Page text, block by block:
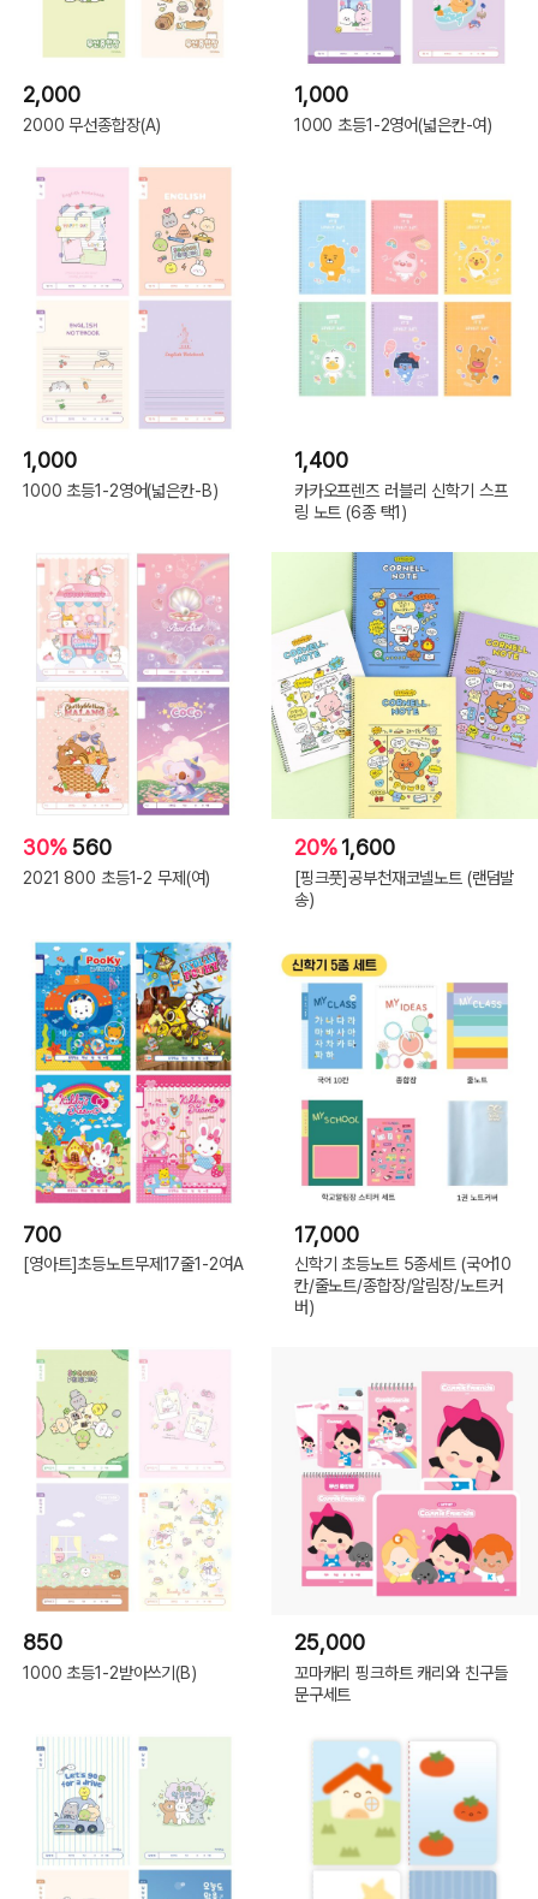
2,000
2000 무선종합장(A)
1,000
1000 초등1-2영어(넓은칸-여)
1,000
1000 초등1-2영어(넓은칸-B)
1,400
카카오프렌즈 러블리 신학기 스프
링 노트 (6종 택1)
30% 560
2021 800 초등1-2 무제(여)
20%1,600
[핑크풋]공부천재코넬노트 (랜덤발
송)
700
[영아트]초등노트무제17줄1-2여A
17,000
신학기 초등노트 5종세트 (국어10
칸/줄노트/종합장/알림장/노트커
버)
850
1000 초등1-2받아쓰기(B)
25,000
꼬마캐리 핑크하트 캐리와 친구들
문구세트